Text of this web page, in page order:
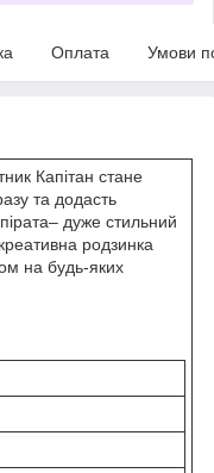
Оплата Умови
Капітан стане
та додасть
дуже стильний
родзинка
на будь-яких